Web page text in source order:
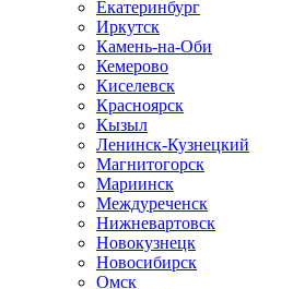
Екатеринбург
Иркутск
Камень-на-Оби
Кемерово
Киселевск
Красноярск
Кызыл
Ленинск-Кузнецкий
Магнитогорск
Мариинск
Междуреченск
Нижневартовск
Новокузнецк
Новосибирск
Омск